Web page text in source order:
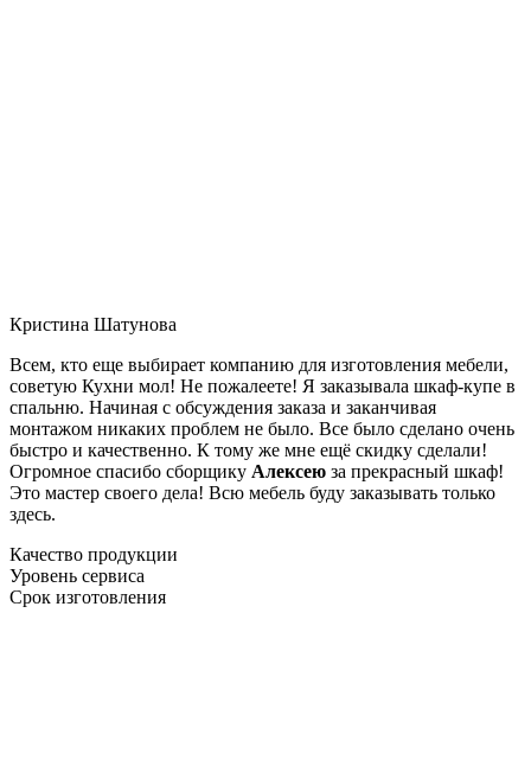
Кристина Шатунова
Всем, кто еще выбирает компанию для изготовления мебели,
советую Кухни мол! Не пожалеете! Я заказывала шкаф-купе в
спальню. Начиная с обсуждения заказа и заканчивая
монтажом никаких проблем не было. Все было сделано очень
быстро и качественно. К тому же мне ещё скидку сделали!
Огромное спасибо сборщику Алексею за прекрасный шкаф!
Это мастер своего дела! Всю мебель буду заказывать только
здесь.
Качество продукции
Уровень сервиса
Срок изготовления